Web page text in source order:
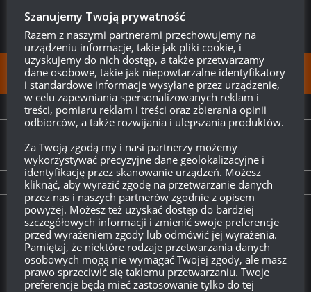
FOLLOW:
NEXT STORY
Q&A 01-10-15
PREVIOUS STORY
Czy wiesz, że..?
Twitch.tv - Zurugula
Szanujemy Twoją prywatność
Razem z naszymi partnerami przechowujemy na
urządzeniu informacje, takie jak pliki cookie, i
uzyskujemy do nich dostęp, a także przetwarzamy
dane osobowe, takie jak niepowtarzalne identyfikatory
i standardowe informacje wysyłane przez urządzenie,
w celu zapewniania spersonalizowanych reklam i
treści, pomiaru reklam i treści oraz zbierania opinii
odbiorców, a także rozwijania i ulepszania produktów.
Za Twoją zgodą my i nasi partnerzy możemy
wykorzystywać precyzyjne dane geolokalizacyjne i
identyfikację przez skanowanie urządzeń. Możesz
kliknąć, aby wyrazić zgodę na przetwarzanie danych
przez nas i naszych partnerów zgodnie z opisem
powyżej. Możesz też uzyskać dostęp do bardziej
szczegółowych informacji i zmienić swoje preferencje
przed wyrażeniem zgody lub odmówić jej wyrażenia.
Pamiętaj, że niektóre rodzaje przetwarzania danych
osobowych mogą nie wymagać Twojej zgody, ale masz
prawo sprzeciwić się takiemu przetwarzaniu. Twoje
preferencje będą mieć zastosowanie tylko do tej